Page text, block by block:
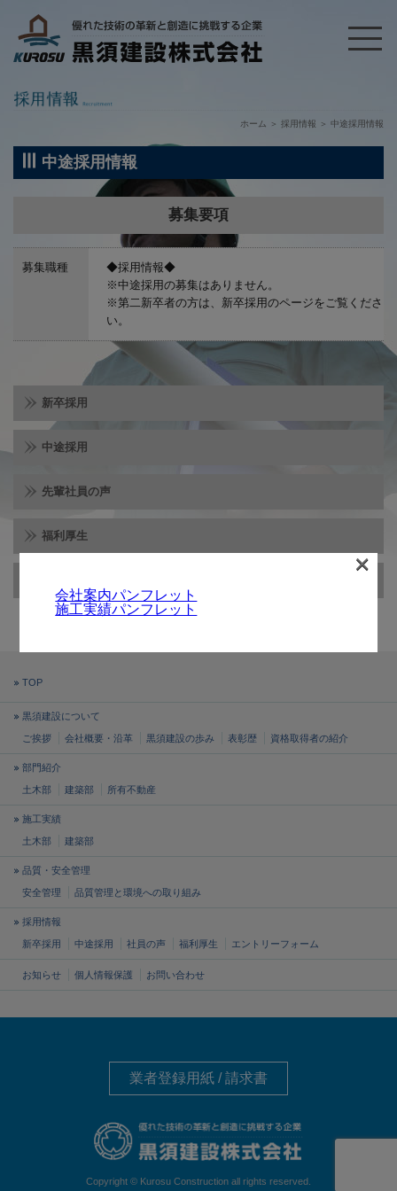
ホーム ＞ 採用情報 ＞ 中途採用情報
中途採用情報
募集要項
募集職種
◆採用情報◆
※中途採用の募集はありません。
※第二新卒者の方は、新卒採用のページをご覧くださ
い。
新卒採用
中途採用
先輩社員の声
福利厚生
TOP
黒須建設について
ご挨拶 会社概要・沿革 黒須建設の歩み 表彰歴 資格取得者の紹介
部門紹介
土木部 建築部 所有不動産
施工実績
土木部 建築部
品質・安全管理
安全管理 品質管理と環境への取り組み
採用情報
新卒採用 中途採用 社員の声 福利厚生 エントリーフォーム
お知らせ 個人情報保護 お問い合わせ
Copyright © Kurosu Construction all rights reserved.
業者登録用紙 / 請求書
会社案内パンフレット
施工実績パンフレット
×